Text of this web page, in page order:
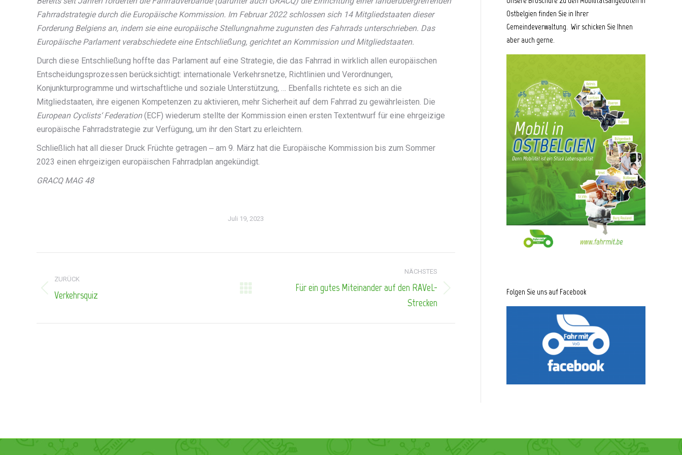
Fahrradstrategie durch die Europäische Kommission. Im Februar 2022 schlossen sich 14 Mitgliedstaaten dieser
Forderung Belgiens an, indem sie eine europäische Stellungnahme zugunsten des Fahrrads unterschrieben. Das
Europäische Parlament verabschiedete eine Entschließung, gerichtet an Kommission und Mitgliedstaaten.
Durch diese Entschließung hoffte das Parlament auf eine Strategie, die das Fahrrad in wirklich allen europäischen
Entscheidungsprozessen berücksichtigt: internationale Verkehrsnetze, Richtlinien und Verordnungen,
Konjunkturprogramme und wirtschaftliche und soziale Unterstützung, … Ebenfalls richtete es sich an die
Mitgliedstaaten, ihre eigenen Kompetenzen zu aktivieren, mehr Sicherheit auf dem Fahrrad zu gewährleisten. Die
European Cyclists‘ Federation(ECF) wiederum stellte der Kommission einen ersten Textentwurf für eine ehrgeizige
europäische Fahrradstrategie zur Verfügung, um ihr den Start zu erleichtern.
Schließlich hat all dieser Druck Früchte getragen ‒ am 9. März hat die Europäische Kommission bis zum Sommer
2023 einen ehrgeizigen europäischen Fahrradplan angekündigt.
GRACQ MAG 48
Juli 19, 2023
ZURÜCK
Vorheriger
Verkehrsquiz
NÄCHSTES
Nächster
Für ein gutes Miteinander auf den RAVeL-
Strecken
Ostbelgien finden Sie in Ihrer
Gemeindeverwaltung. Wir schicken Sie Ihnen
aber auch gerne.
Folgen Sie uns auf Facebook